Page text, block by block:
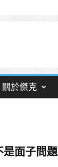
關於傑克
面子問題